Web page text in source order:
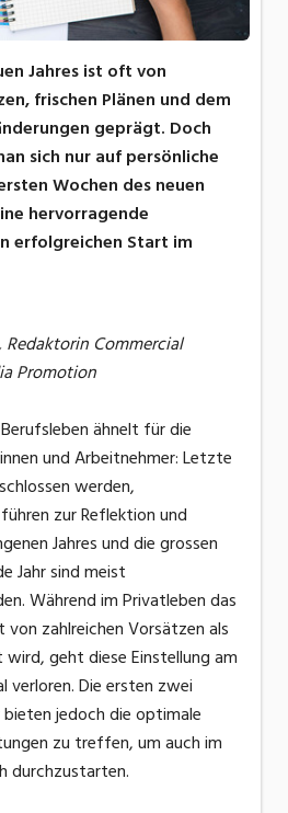
Jahres ist oft von
frischen Plänen und dem
geprägt. Doch
sich nur auf persönliche
Wochen des neuen
hervorragende
erfolgreichen Start im
Redaktorin Commercial
Promotion
ähnelt für die
und Arbeitnehmer: Letzte
werden,
zur Reflektion und
Jahres und die grossen
Jahr sind meist
Während im Privatleben das
zahlreichen Vorsätzen als
geht diese Einstellung am
Die ersten zwei
bieten jedoch die optimale
zu treffen, um auch im
durchzustarten.